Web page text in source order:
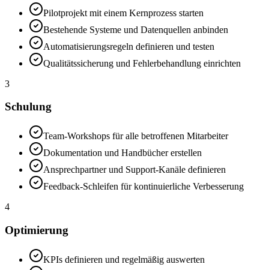
Pilotprojekt mit einem Kernprozess starten
Bestehende Systeme und Datenquellen anbinden
Automatisierungsregeln definieren und testen
Qualitätssicherung und Fehlerbehandlung einrichten
3
Schulung
Team-Workshops für alle betroffenen Mitarbeiter
Dokumentation und Handbücher erstellen
Ansprechpartner und Support-Kanäle definieren
Feedback-Schleifen für kontinuierliche Verbesserung
4
Optimierung
KPIs definieren und regelmäßig auswerten